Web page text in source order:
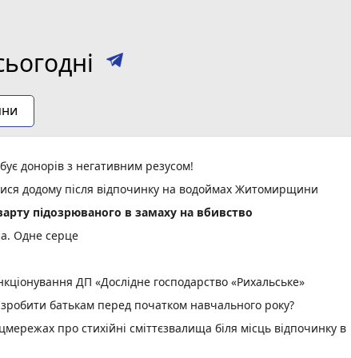
донорів з негативним резусом!
додому після відпочинку на водоймах Житомирщини
підозрюваного в замаху на вбивство
Одне серце
ДП «Дослідне господарство «Рихальське»
батькам перед початком навчального року?
про стихійні сміттєзвалища біля місць відпочинку в